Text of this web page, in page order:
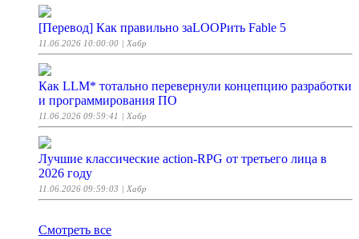
[Перевод] Как правильно заLOOPить Fable 5
11.06.2026 10:00:00 | Хабр
Как LLM* тотально перевернули концепцию разработки
и программирования ПО
11.06.2026 09:59:41 | Хабр
Лучшие классические action-RPG от третьего лица в
2026 году
11.06.2026 09:59:03 | Хабр
Смотреть все